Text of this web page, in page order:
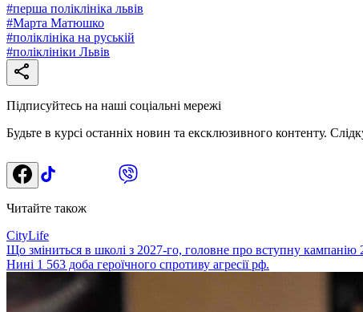
#перша поліклініка львів
#Марта Матюшко
#поліклініка на руській
#поліклініки Львів
Підписуйтесь на наші соціальні мережі
Будьте в курсі останніх новин та ексклюзивного контенту.
Читайте також
CityLife
Що зміниться в школі з 2027-го, головне про вступну
Нині 1 563 доба героїчного спротиву агресії рф.